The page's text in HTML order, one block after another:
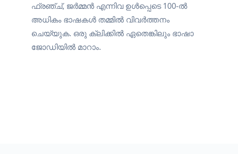
ഫ്രഞ്ച്, ജർമ്മൻ എന്നിവ ഉൾപ്പെടെ 100-ൽ
അധികം ഭാഷകൾ തമ്മിൽ വിവർത്തനം
ചെയ്യുക. ഒരു ക്ലിക്കിൽ ഏതെങ്കിലും ഭാഷാ
ജോഡിയിൽ മാറാം.